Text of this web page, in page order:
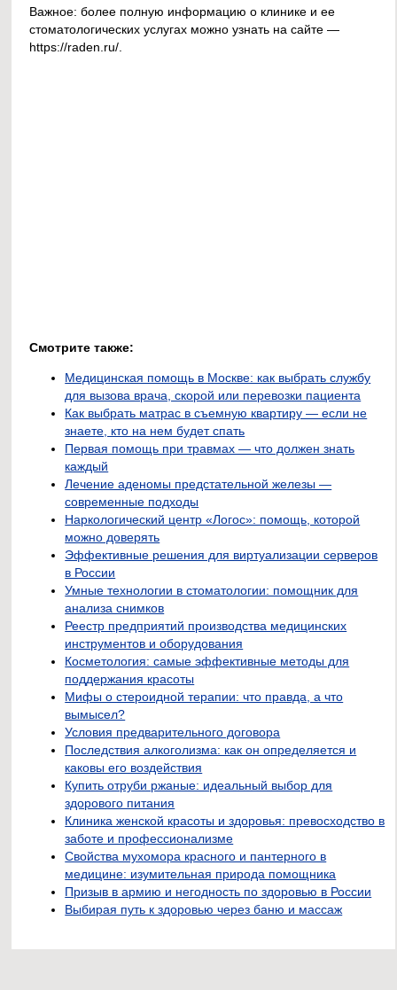
Важное: более полную информацию о клинике и ее
стоматологических услугах можно узнать на сайте —
https://raden.ru/.
Смотрите также:
Медицинская помощь в Москве: как выбрать службу
для вызова врача, скорой или перевозки пациента
Как выбрать матрас в съемную квартиру — если не
знаете, кто на нем будет спать
Первая помощь при травмах — что должен знать
каждый
Лечение аденомы предстательной железы —
современные подходы
Наркологический центр «Логос»: помощь, которой
можно доверять
Эффективные решения для виртуализации серверов
в России
Умные технологии в стоматологии: помощник для
анализа снимков
Реестр предприятий производства медицинских
инструментов и оборудования
Косметология: самые эффективные методы для
поддержания красоты
Мифы о стероидной терапии: что правда, а что
вымысел?
Условия предварительного договора
Последствия алкоголизма: как он определяется и
каковы его воздействия
Купить отруби ржаные: идеальный выбор для
здорового питания
Клиника женской красоты и здоровья: превосходство в
заботе и профессионализме
Свойства мухомора красного и пантерного в
медицине: изумительная природа помощника
Призыв в армию и негодность по здоровью в России
Выбирая путь к здоровью через баню и массаж